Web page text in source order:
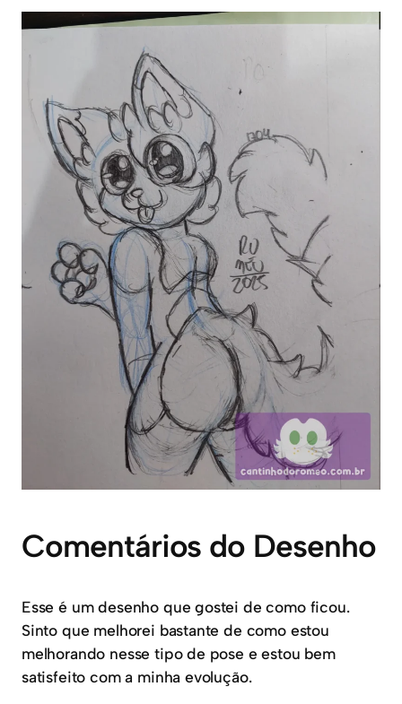
Comentários do Desenho
Esse é um desenho que gostei de como ficou.
Sinto que melhorei bastante de como estou
melhorando nesse tipo de pose e estou bem
satisfeito com a minha evolução.